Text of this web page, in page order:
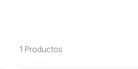
1 Productos